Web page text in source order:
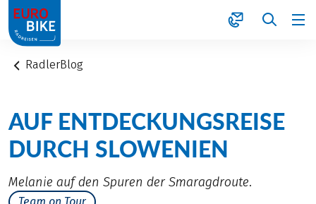
1
RadlerBlog
AUF ENTDECKUNGSREISE
DURCH SLOWENIEN
Melanie auf den Spuren der Smaragdroute.